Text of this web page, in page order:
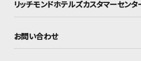
リッチモンドホテルズカスタマーセンタ
お問い合わせ